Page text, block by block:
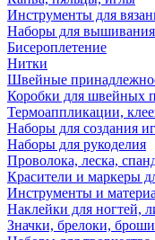
Инструменты для
Наборы для
Бисероплетение
Нитки
Швейные
Коробки для швейных
Термоаппликации,
Наборы для создания
Наборы для рукоделия
Проволока, леска,
Красители и маркеры
Инструменты и
Наклейки для ногтей,
Значки, брелоки, броши